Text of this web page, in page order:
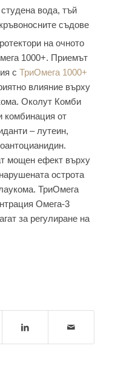
вода, тъй
съдове
на очното
1000+. Приемът
с ТриОмега 1000+
влияние върху
Околут Комби
комбинация от
– лутеин,
мощен ефект върху
острота
ТриОмега
Омега-3
за регулиране на